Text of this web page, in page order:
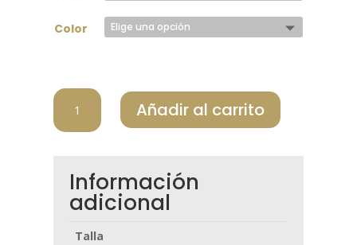
Color
JLINDEBERG
CINTURON
HOMBRE
JLGMAC10578_O516
cantidad
Añadir al carrito
Información
adicional
Talla